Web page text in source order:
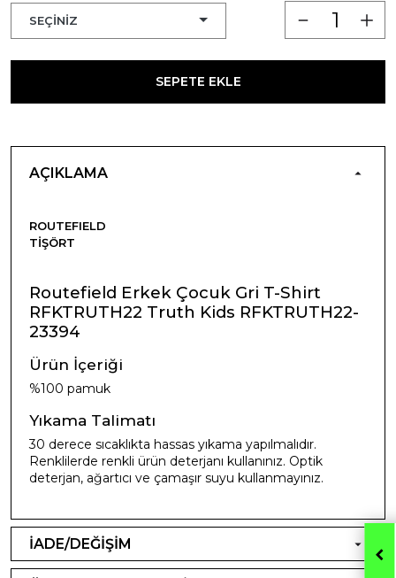
SEPETE EKLE
AÇIKLAMA
ROUTEFIELD
TIŞÖRT
Routefield Erkek Çocuk Gri T-Shirt
RFKTRUTH22 Truth Kids RFKTRUTH22-
23394
Ürün İçeriği
%100 pamuk
Yıkama Talimatı
30 derece sıcaklıkta hassas yıkama yapılmalıdır.
Renklilerde renkli ürün deterjanı kullanınız. Optik
deterjan, ağartıcı ve çamaşır suyu kullanmayınız.
İADE/DEĞİŞİM